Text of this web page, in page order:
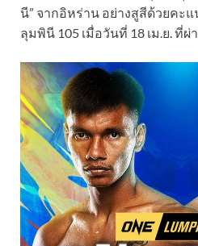
นี” จากอิหร่าน อย่างสูสีด้วยคะ
ลุมพินี 105 เมื่อวันที่ 18 เม.ย. ที่ผ่